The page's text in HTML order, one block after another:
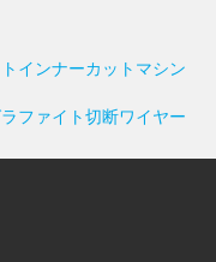
インナーカットマシン
ファイト切断ワイヤー